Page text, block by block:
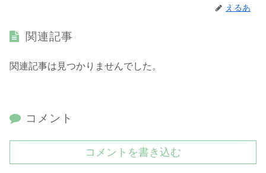
えるあ
関連記事
関連記事は見つかりませんでした。
コメント
コメントを書き込む